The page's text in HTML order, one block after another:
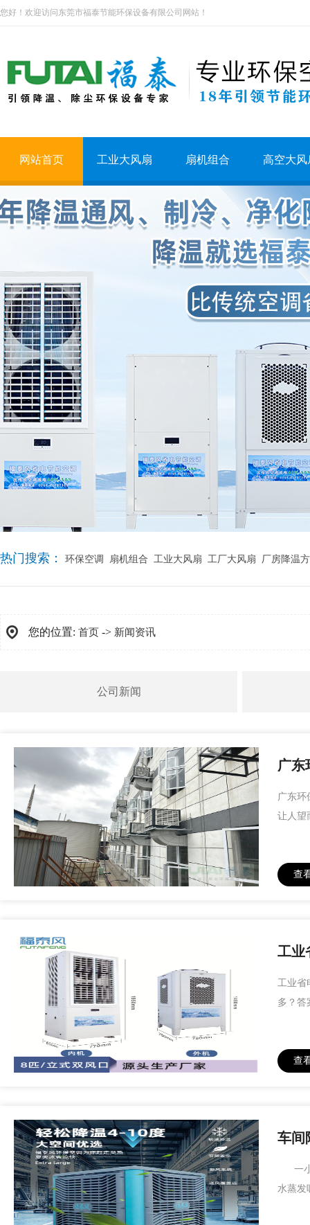
您好！欢迎访问东莞市福泰节能环保设备有限公司网站！
网站首页 工业大风扇 扇机组合 高空大风
热门搜索： 环保空调 扇机组合 工业大风扇 工厂大风扇 厂房降温
您的位置: 首页 -> 新闻资讯
公司新闻
广东
广东环
让人望
查
工业
工业省
多？答
查
车间
一小
水蒸发